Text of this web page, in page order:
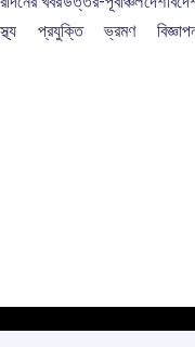
প্রযুক্তি ভ্রমণ